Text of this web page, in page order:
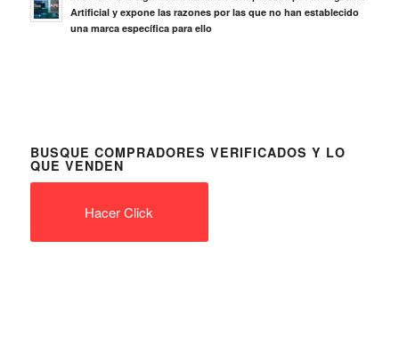
Artificial y expone las razones por las que no han establecido
una marca específica para ello
BUSQUE COMPRADORES VERIFICADOS Y LO
QUE VENDEN
Hacer Click